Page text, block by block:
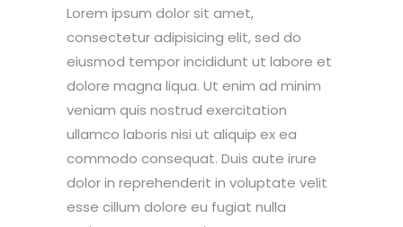
Lorem ipsum dolor sit amet,
consectetur adipisicing elit, sed do
eiusmod tempor incididunt ut labore et
dolore magna liqua. Ut enim ad minim
veniam quis nostrud exercitation
ullamco laboris nisi ut aliquip ex ea
commodo consequat. Duis aute irure
dolor in reprehenderit in voluptate velit
esse cillum dolore eu fugiat nulla